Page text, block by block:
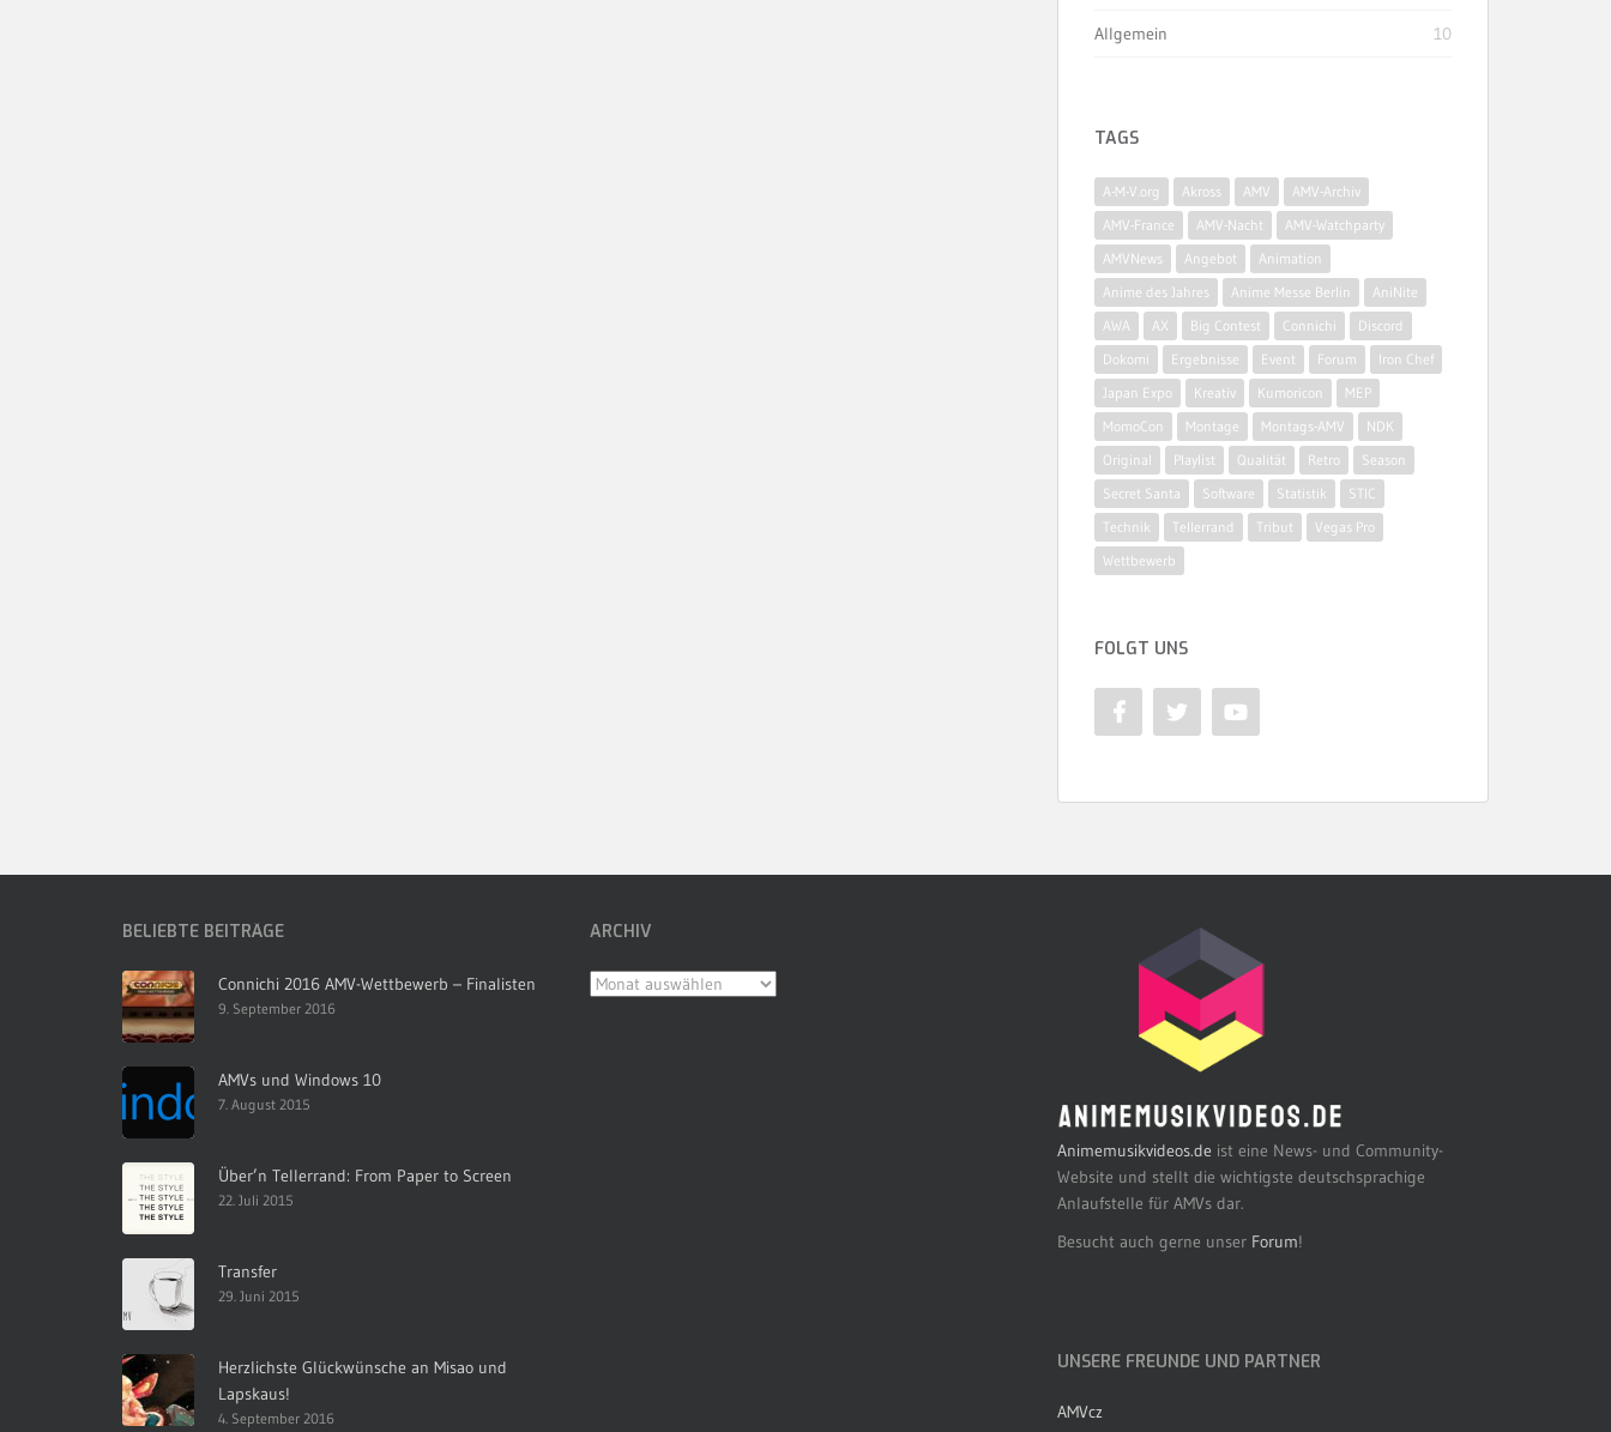
Allgemein 10
TAGS
A-M-V.org Akross AMV
AMV-Archiv
AMV-France
AMV-Nacht
AMV-Watchparty
AMVNews
Angebot
Animation
Anime des Jahres
Anime Messe Berlin
AniNite
AWA
AX Big Contest Connichi
Discord
Dokomi
Ergebnisse Event Forum
Iron Chef
Japan Expo
Kreativ Kumoricon
MEP
MomoCon
Montage Montags-AMV
NDK
Original
Playlist Qualität Retro
Season
Secret Santa
Software Statistik
STIC
Technik
Tellerrand Tribut
Vegas Pro
Wettbewerb
FOLGT UNS
BELIEBTE BEITRÄGE
Connichi 2016 AMV-Wettbewerb – Finalisten
9. September 2016
AMVs und Windows 10
7. August 2015
Über’n Tellerrand: From Paper to Screen
22. Juli 2015
Transfer
29. Juni 2015
Herzlichste Glückwünsche an Misao und
Lapskaus!
4. September 2016
ARCHIV
Archiv
Animemusikvideos.de ist eine News- und Community-
Website und stellt die wichtigste deutschsprachige
Anlaufstelle für AMVs dar.
Besucht auch gerne unser Forum!
UNSERE FREUNDE UND PARTNER
AMVcz